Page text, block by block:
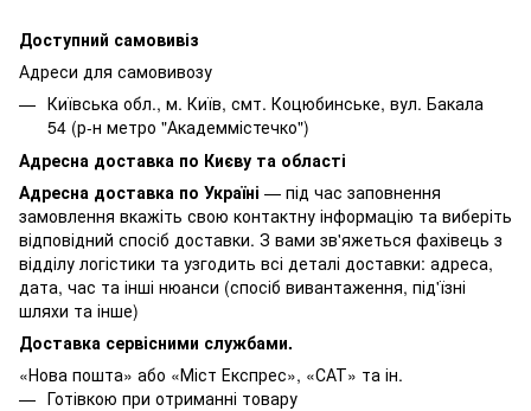
Доступний самовивіз
Адреси для самовивозу
Київська обл., м. Київ, смт. Коцюбинське, вул. Бакала
54 (р-н метро "Академмістечко")
Адресна доставка по Києву та області
Адресна доставка по Україні — під час заповнення
замовлення вкажіть свою контактну інформацію та виберіть
відповідний спосіб доставки. З вами зв'яжеться фахівець з
відділу логістики та узгодить всі деталі доставки: адреса,
дата, час та інші нюанси (спосіб вивантаження, під'їзні
шляхи та інше)
Доставка сервісними службами.
«Нова пошта» або «Міст Експрес», «САТ» та ін.
Готівкою при отриманні товару